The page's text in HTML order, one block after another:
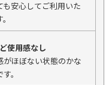
も安心してご利用いた
使用感なし
がほぼない状態のかな
。